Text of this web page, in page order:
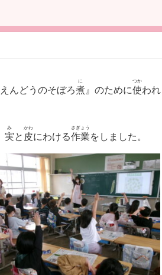
えんどうのそぼろ煮
に
』のために使
つか
われ
実
み
と 皮
かわ
にわける作業
さぎょう
をしました。